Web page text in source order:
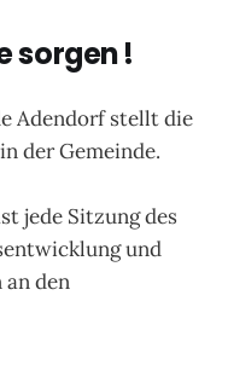
sorgen !
Adendorf stellt die
der Gemeinde.
jede Sitzung des
und
an den